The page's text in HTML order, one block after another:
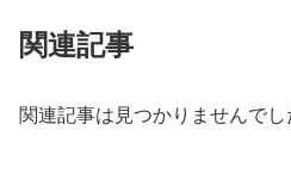
関連記事
関連記事は見つかりませんでし